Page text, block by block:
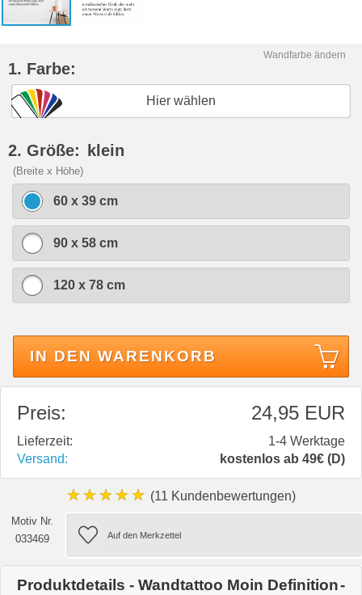
Wandfarbe ändern
1. Farbe:
Hier wählen
2. Größe: klein
(Breite x Höhe)
60 x 39 cm
90 x 58 cm
120 x 78 cm
IN DEN WARENKORB
Preis: 24,95 EUR
Lieferzeit:
1-4 Werktage
Versand:
kostenlos ab 49€ (D)
★★★★★ (11 Kundenbewertungen)
Motiv Nr.
033469
Produktdetails - Wandtattoo Moin Definition